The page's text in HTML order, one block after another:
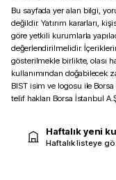
Bu sayfada yer alan bilgi,
değildir. Yatırım kararları,
göre yetkili kurumlarla
değerlendirilmelidir.
gösterilmekle birlikte, olası
kullanımından doğabilecek
BIST isim ve logosu ile
telif hakları Borsa İstanbul
Haftalık yeni
Haftalık listeye